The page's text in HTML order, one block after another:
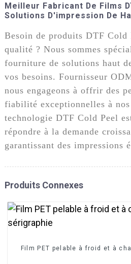
Meilleur Fabricant De Films
Solutions D'impression De
Besoin de produits DTF Cold
qualité ? Nous sommes
fourniture de solutions haut
vos besoins. Fournisseur
nous engageons à offrir des
fiabilité exceptionnelles à
technologie DTF Cold Peel
répondre à la demande
garantissant des impressions
Produits Connexes
Film PET pelable à froid et à